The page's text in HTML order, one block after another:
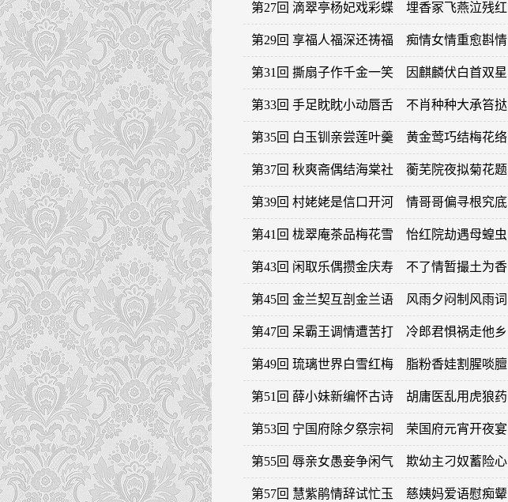
第27回 滴翠亭杨妃戏彩蝶 埋香冢飞燕泣残红
第29回 享福人福深还祷福 痴情女情重愈斟情
第31回 撕扇子作千金一笑 因麒麟伏白首双星
第33回 手足眈眈小动唇舌 不肖种种大承笞挞
第35回 白玉钏亲尝莲叶羹 黄金莺巧结梅花络
第37回 秋爽斋偶结海棠社 蘅芜院夜拟菊花题
第39回 村姥姥是信口开河 情哥哥偏寻根究底
第41回 栊翠庵茶品梅花雪 怡红院劫遇母蝗虫
第43回 闲取乐偶攒金庆寿 不了情暂撮土为香
第45回 金兰契互剖金兰语 风雨夕闷制风雨词
第47回 呆霸王调情遭苦打 冷郎君惧祸走他乡
第49回 琉璃世界白雪红梅 脂粉香娃割腥啖膻
第51回 薛小妹新编怀古诗 胡庸医乱用虎狼药
第53回 宁国府除夕祭宗祠 荣国府元宵开夜宴
第55回 辱亲女愚妾争闲气 欺幼主刁奴蓄险心
第57回 慧紫鹃情辞试忙玉 慈姨妈爱语慰痴颦